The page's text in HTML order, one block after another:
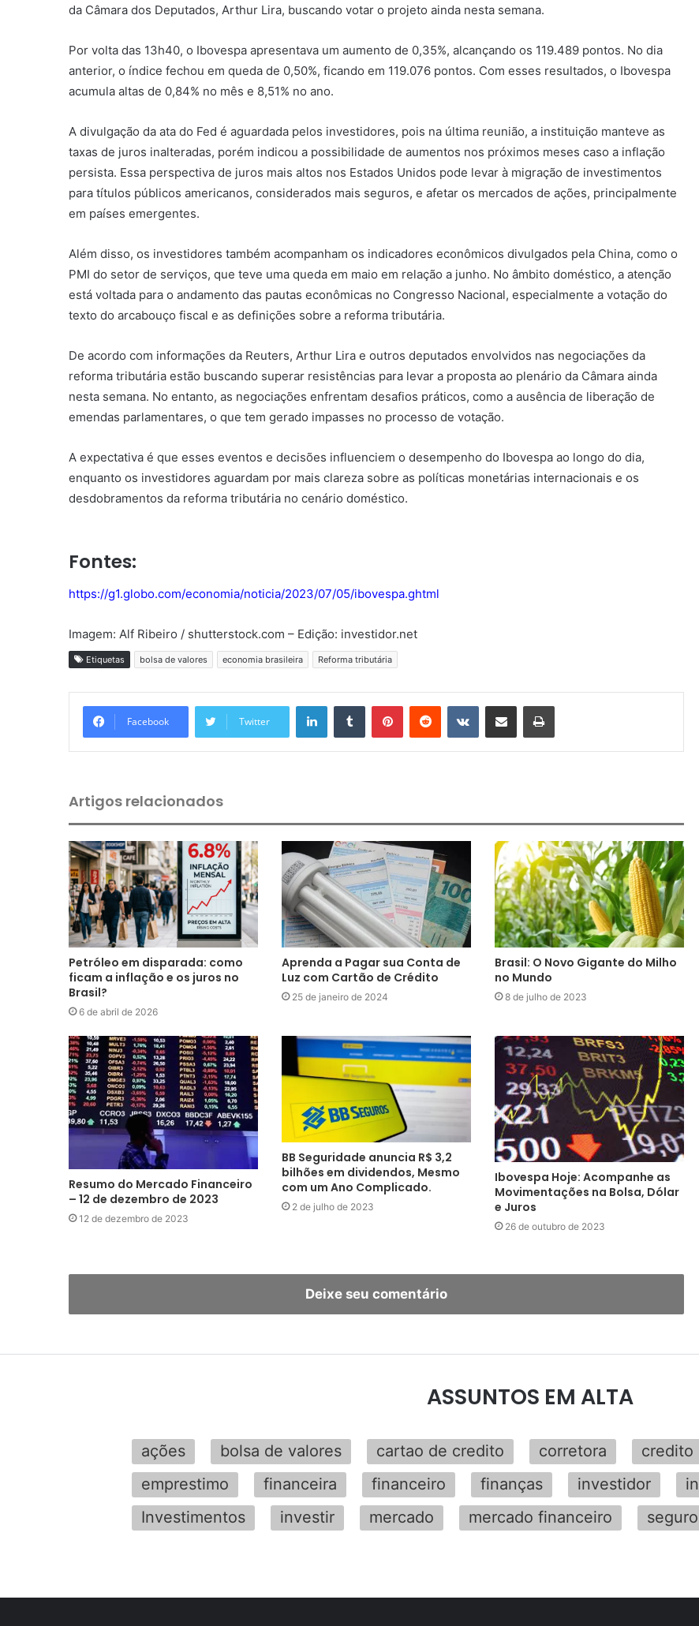
da Câmara dos Deputados, Arthur Lira, buscando votar o projeto ainda nesta semana.
Por volta das 13h40, o Ibovespa apresentava um aumento de 0,35%, alcançando os 119.489 pontos. No dia
anterior, o índice fechou em queda de 0,50%, ficando em 119.076 pontos. Com esses resultados, o Ibovespa
acumula altas de 0,84% no mês e 8,51% no ano.
A divulgação da ata do Fed é aguardada pelos investidores, pois na última reunião, a instituição manteve as
taxas de juros inalteradas, porém indicou a possibilidade de aumentos nos próximos meses caso a inflação
persista. Essa perspectiva de juros mais altos nos Estados Unidos pode levar à migração de investimentos
para títulos públicos americanos, considerados mais seguros, e afetar os mercados de ações, principalmente
em países emergentes.
Além disso, os investidores também acompanham os indicadores econômicos divulgados pela China, como o
PMI do setor de serviços, que teve uma queda em maio em relação a junho. No âmbito doméstico, a atenção
está voltada para o andamento das pautas econômicas no Congresso Nacional, especialmente a votação do
texto do arcabouço fiscal e as definições sobre a reforma tributária.
De acordo com informações da Reuters, Arthur Lira e outros deputados envolvidos nas negociações da
reforma tributária estão buscando superar resistências para levar a proposta ao plenário da Câmara ainda
nesta semana. No entanto, as negociações enfrentam desafios práticos, como a ausência de liberação de
emendas parlamentares, o que tem gerado impasses no processo de votação.
A expectativa é que esses eventos e decisões influenciem o desempenho do Ibovespa ao longo do dia,
enquanto os investidores aguardam por mais clareza sobre as políticas monetárias internacionais e os
desdobramentos da reforma tributária no cenário doméstico.
Fontes:
https://g1.globo.com/economia/noticia/2023/07/05/ibovespa.ghtml
Imagem: Alf Ribeiro / shutterstock.com – Edição: investidor.net
Etiquetas bolsa de valores economia brasileira Reforma tributária
Facebook Twitter
Artigos relacionados
Petróleo em disparada: como
ficam a inflação e os juros no
Brasil?
6 de abril de 2026
Aprenda a Pagar sua Conta de
Luz com Cartão de Crédito
25 de janeiro de 2024
Brasil: O Novo Gigante do Milho
no Mundo
8 de julho de 2023
Resumo do Mercado Financeiro
– 12 de dezembro de 2023
12 de dezembro de 2023
BB Seguridade anuncia R$ 3,2
bilhões em dividendos, Mesmo
com um Ano Complicado.
2 de julho de 2023
Ibovespa Hoje: Acompanhe as
Movimentações na Bolsa, Dólar
e Juros
26 de outubro de 2023
Deixe seu comentário
ASSUNTOS EM ALTA
ações bolsa de valores cartao de credito corretora credito
emprestimo
financeira financeiro finanças investidor
Investimentos
investir mercado mercado financeiro seguro